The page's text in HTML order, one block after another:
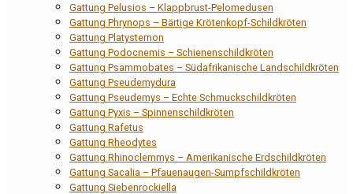
Gattung Pelusios – Klappbrust-Pelomedusen
Gattung Phrynops – Bärtige Krötenkopf-Schildkröten
Gattung Platysternon
Gattung Podocnemis – Schienenschildkröten
Gattung Psammobates – Südafrikanische Landschildkröten
Gattung Pseudemydura
Gattung Pseudemys – Echte Schmuckschildkröten
Gattung Pyxis – Spinnenschildkröten
Gattung Rafetus
Gattung Rheodytes
Gattung Rhinoclemmys – Amerikanische Erdschildkröten
Gattung Sacalia – Pfauenaugen-Sumpfschildkröten
Gattung Siebenrockiella